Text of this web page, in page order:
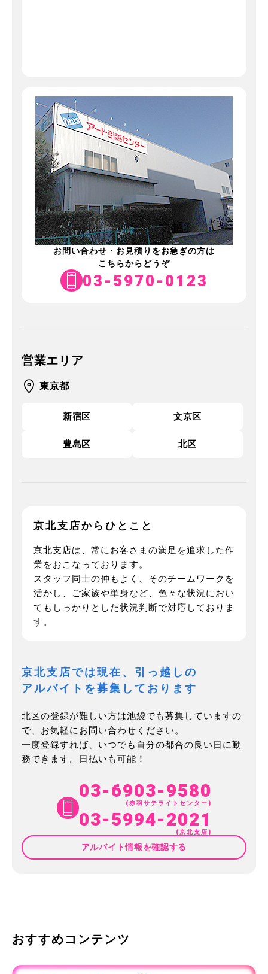
お問い合わせ・お見積りをお急ぎの方は
こちらからどうぞ
03-5970-0123
営業エリア
東京都
新宿区 文京区
豊島区 北区
京北支店からひとこと
京北支店は、常にお客さまの満足を追求した作
業をおこなっております。
スタッフ同士の仲もよく、そのチームワークを
活かし、ご家族や単身など、色々な状況におい
てもしっかりとした状況判断で対応しておりま
す。
京北支店では現在、引っ越しの
アルバイトを募集しております
北区の登録が難しい方は池袋でも募集していますの
で、お気軽にお問い合わせください。
一度登録すれば、いつでも自分の都合の良い日に勤
務できます。日払いも可能！
03-6903-9580
(赤羽サテライトセンター)
03-5994-2021
(京北支店)
アルバイト情報を確認する
おすすめコンテンツ